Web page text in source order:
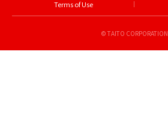
Terms of Use
© TAITO CORPORATION